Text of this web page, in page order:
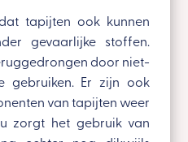
tapijten ook kunnen
gevaarlijke stoffen.
door niet-
gebruiken. Er zijn ook
van tapijten weer
zorgt het gebruik van